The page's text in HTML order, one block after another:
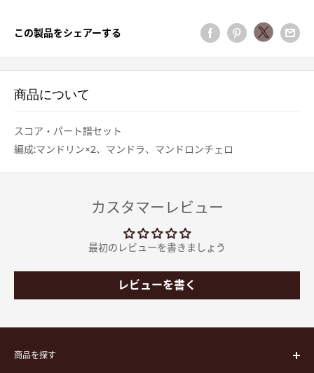
この製品をシェアーする
商品について
スコア・パート譜セット
編成:マンドリン×2、マンドラ、マンドロンチェロ
カスタマーレビュー
最初のレビューを書きましょう
レビューを書く
商品を探す